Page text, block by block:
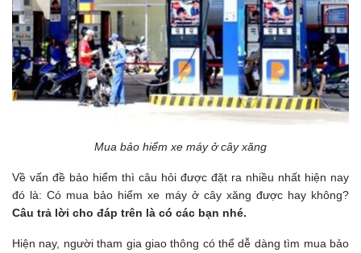
Mua bảo hiểm xe máy ở cây xăng
Về vấn đề bảo hiểm thì câu hỏi được đặt ra nhiều nhất hiện nay
đó là: Có mua bảo hiểm xe máy ở cây xăng được hay không?
Câu trả lời cho đáp trên là có các bạn nhé.
Hiện nay, người tham gia giao thông có thể dễ dàng tìm mua bảo